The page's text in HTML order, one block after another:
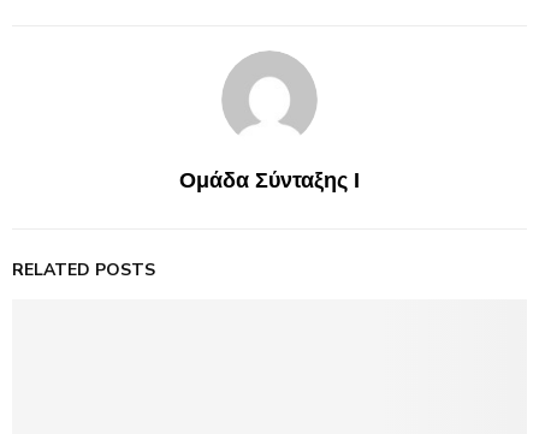
Ομάδα Σύνταξης Ι
RELATED POSTS